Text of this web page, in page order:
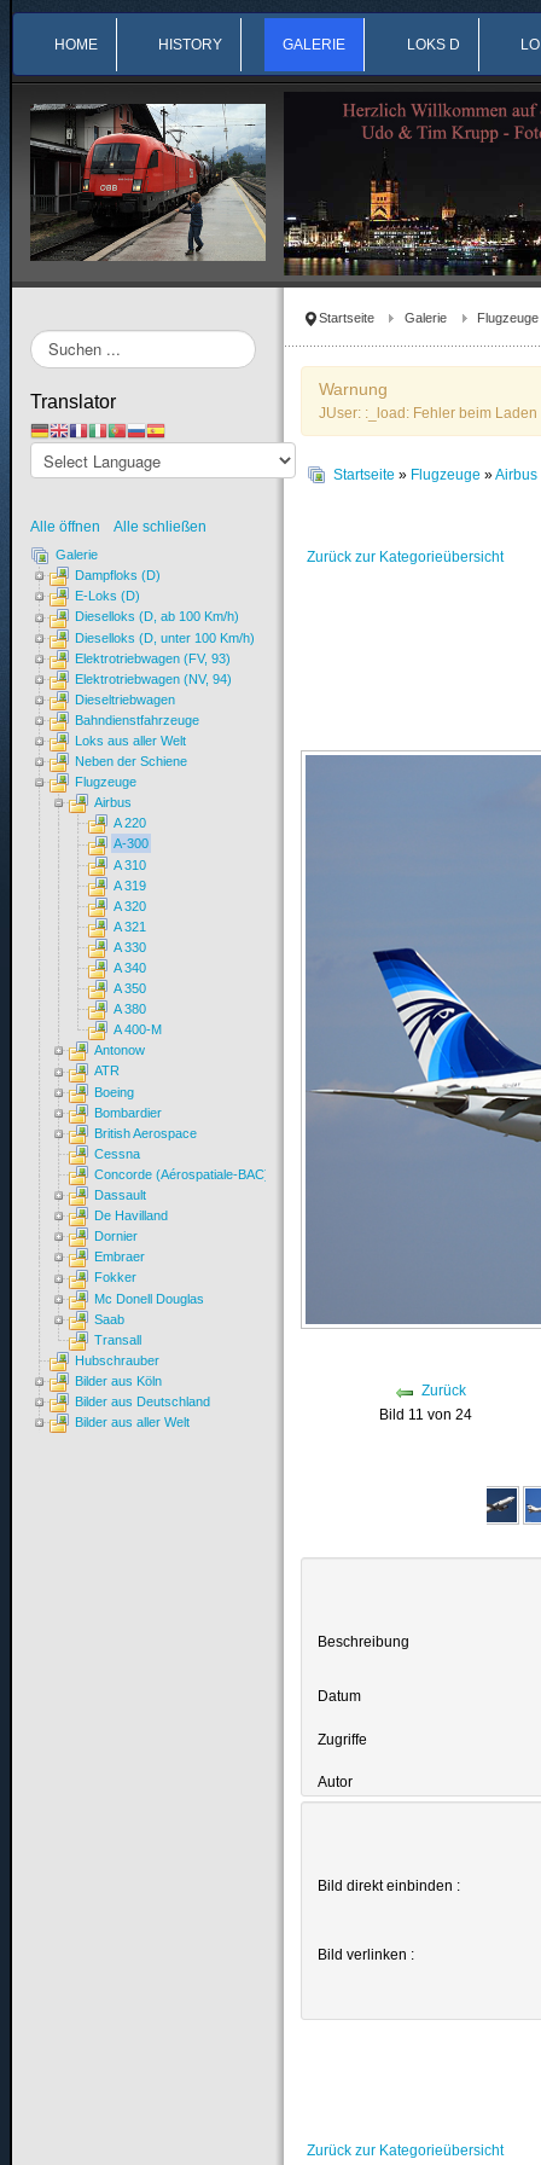
HOME HISTORY GALERIE LOKS D
Startseite Galerie Flugzeuge
Warnung
JUser: :_load: Fehler beim
Startseite » Flugzeuge »Airbus
Zurück zur Kategorieübersicht
Zurück
Bild 11 von 24
Beschreibung
Datum
Zugriffe
Autor
Bild direkt einbinden :
Bild verlinken :
Zurück zur Kategorieübersicht
Suchen
...
Translator
Alle öffnen Alle schließen
Galerie
Dampfloks (D)
E-Loks (D)
Dieselloks (D, ab 100 Km/h)
Dieselloks (D, unter 100 Km/h)
Elektrotriebwagen (FV, 93)
Elektrotriebwagen (NV, 94)
Dieseltriebwagen
Bahndienstfahrzeuge
Loks aus aller Welt
Neben der Schiene
Flugzeuge
Airbus
A 220
A-300
A 310
A 319
A 320
A 321
A 330
A 340
A 350
A 380
A 400-M
Antonow
ATR
Boeing
Bombardier
British Aerospace
Cessna
Concorde (Aérospatiale-BAC)
Dassault
De Havilland
Dornier
Embraer
Fokker
Mc Donell Douglas
Saab
Transall
Hubschrauber
Bilder aus Köln
Bilder aus Deutschland
Bilder aus aller Welt